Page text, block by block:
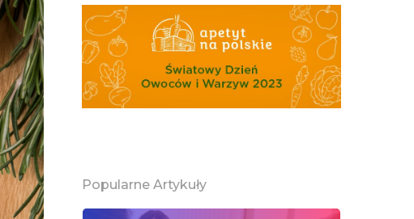
Popularne Artykuły